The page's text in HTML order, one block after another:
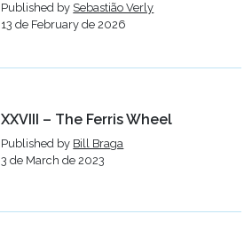
Published by Sebastião Verly
13 de February de 2026
XXVIII – The Ferris Wheel
Published by Bill Braga
3 de March de 2023